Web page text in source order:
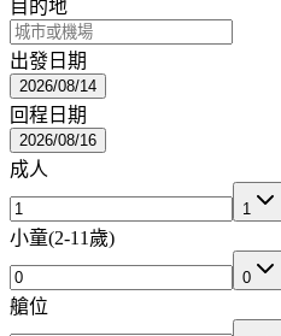
目的地
出發日期
2026/08/14
回程日期
2026/08/16
成人
1
小童(2-11歲)
0
艙位